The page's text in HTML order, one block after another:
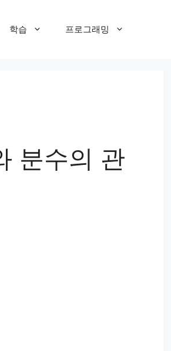
학습 프로그래밍
분수의 관